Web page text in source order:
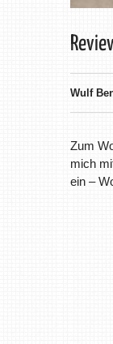
Wulf
Zum
mich
ein –